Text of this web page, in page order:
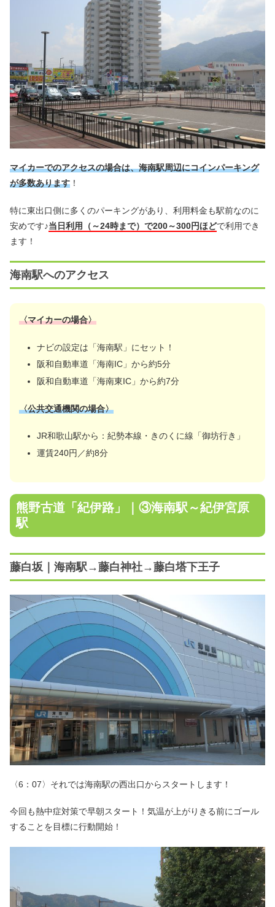
マイカーでのアクセスの場合は、海南駅周辺にコインパーキング
が多数あります ！
特に東出口側に多くのパーキングがあり、利用料金も駅前なのに
安めです♪当日利用（～24時まで）で200～300円ほどで利用でき
ます！
海南駅へのアクセス
〈マイカーの場合〉
ナビの設定は「海南駅」にセット！
阪和自動車道「海南IC」から約5分
阪和自動車道「海南東IC」から約7分
〈公共交通機関の場合〉
JR和歌山駅から：紀勢本線・きのくに線「御坊行き」
運賃240円／約8分
熊野古道「紀伊路」｜③海南駅～紀伊宮原
駅
藤白坂｜海南駅→藤白神社→藤白塔下王子
〈6：07〉それでは海南駅の西出口からスタートします！
今回も熱中症対策で早朝スタート！気温が上がりきる前にゴール
することを目標に行動開始！